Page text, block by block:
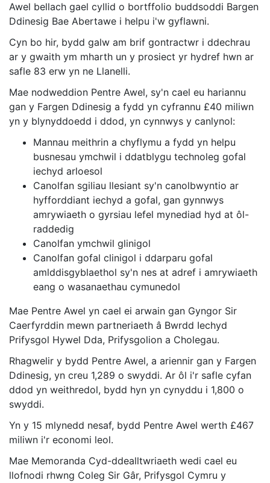
Awel bellach gael cyllid o bortffolio buddsoddi Bargen
Ddinesig Bae Abertawe i helpu i'w gyflawni.
Cyn bo hir, bydd galw am brif gontractwr i ddechrau
ar y gwaith ym mharth un y prosiect yr hydref hwn ar
safle 83 erw yn ne Llanelli.
Mae nodweddion Pentre Awel, sy'n cael eu hariannu
gan y Fargen Ddinesig a fydd yn cyfrannu £40 miliwn
yn y blynyddoedd i ddod, yn cynnwys y canlynol:
Mannau meithrin a chyflymu a fydd yn helpu
busnesau ymchwil i ddatblygu technoleg gofal
iechyd arloesol
Canolfan sgiliau llesiant sy'n canolbwyntio ar
hyfforddiant iechyd a gofal, gan gynnwys
amrywiaeth o gyrsiau lefel mynediad hyd at ôl-
raddedig
Canolfan ymchwil glinigol
Canolfan gofal clinigol i ddarparu gofal
amlddisgyblaethol sy'n nes at adref i amrywiaeth
eang o wasanaethau cymunedol
Mae Pentre Awel yn cael ei arwain gan Gyngor Sir
Caerfyrddin mewn partneriaeth â Bwrdd Iechyd
Prifysgol Hywel Dda, Prifysgolion a Cholegau.
Rhagwelir y bydd Pentre Awel, a ariennir gan y Fargen
Ddinesig, yn creu 1,289 o swyddi. Ar ôl i'r safle cyfan
ddod yn weithredol, bydd hyn yn cynyddu i 1,800 o
swyddi.
Yn y 15 mlynedd nesaf, bydd Pentre Awel werth £467
miliwn i'r economi leol.
Mae Memoranda Cyd-ddealltwriaeth wedi cael eu
llofnodi rhwng Coleg Sir Gâr, Prifysgol Cymru y